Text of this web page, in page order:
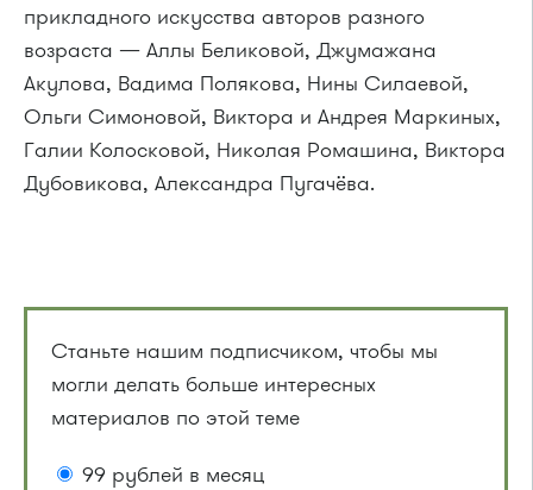
прикладного искусства авторов разного
возраста — Аллы Беликовой, Джумажана
Акулова, Вадима Полякова, Нины Силаевой,
Ольги Симоновой, Виктора и Андрея Маркиных,
Галии Колосковой, Николая Ромашина, Виктора
Дубовикова, Александра Пугачёва.
Станьте нашим подписчиком, чтобы мы
могли делать больше интересных
материалов по этой теме
99 рублей в месяц